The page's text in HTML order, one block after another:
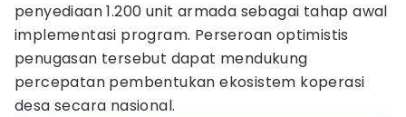
penyediaan 1.200 unit armada sebagai tahap awal
implementasi program. Perseroan optimistis
penugasan tersebut dapat mendukung
percepatan pembentukan ekosistem koperasi
desa secara nasional.